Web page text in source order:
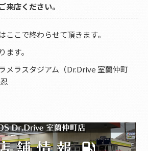
来店ください。
ここで終わらせて頂きます。
ます。
メラスタジアム（Dr.Drive 室蘭仲町